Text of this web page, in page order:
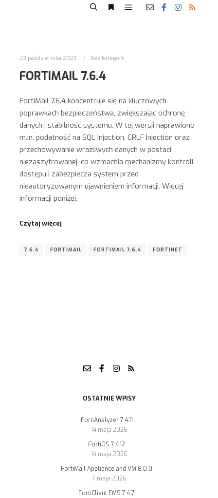
23 października 2025 Bez kategorii
FORTIMAIL 7.6.4
FortiMail 7.6.4 koncentruje się na kluczowych
poprawkach bezpieczeństwa, zwiększając ochronę
danych i stabilność systemu. W tej wersji naprawiono
m.in. podatność na SQL Injection, CRLF Injection oraz
przechowywanie wrażliwych danych w postaci
niezaszyfrowanej, co wzmacnia mechanizmy kontroli
dostępu i zabezpiecza system przed
nieautoryzowanym ujawnieniem informacji. Więcej
informacji poniżej.
Czytaj więcej
7.6.4 FORTIMAIL FORTIMAIL 7.6.4 FORTINET
OSTATNIE WPISY
FortiAnalyzer 7.4.11
14 maja 2026
FortiOS 7.4.12
14 maja 2026
FortiMail Appliance and VM 8.0.0
7 maja 2026
FortiClient EMS 7.4.7